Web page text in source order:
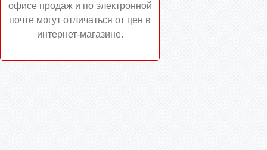
офисе продаж и по электронной
почте могут отличаться от цен в
интернет-магазине.